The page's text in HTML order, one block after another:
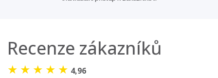
Recenze zákazníků
★ ★ ★ ★ ★ 4,96